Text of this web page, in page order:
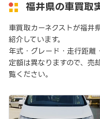
福井県の車買取
車買取カーネクストが福井
紹介しています。
年式・グレード・走行距離
定額は異なりますので、売
覧ください。